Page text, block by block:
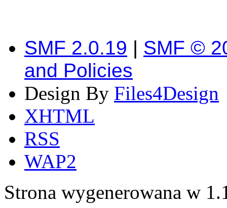
SMF 2.0.19 | SMF ©
and Policies
Design By Files4Design
XHTML
RSS
WAP2
Strona wygenerowana w